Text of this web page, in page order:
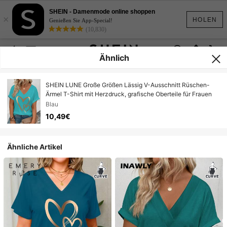
HOLEN
×
SHEIN - Damenmode online shoppen
Genießen Sie App-Special!
(10,830)
Ähnlich
SHEIN LUNE Große Größen Lässig V-Ausschnitt Rüschen-
Ärmel T-Shirt mit Herzdruck, grafische Oberteile für Frauen
Blau
10,49€
Ähnliche Artikel